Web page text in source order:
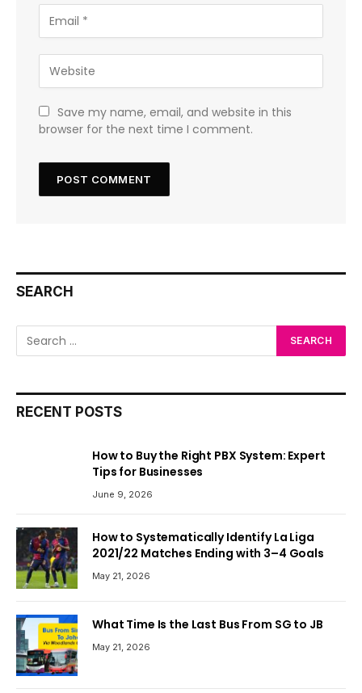
Save my name, email, and website in this
browser for the next time I comment.
SEARCH
RECENT POSTS
How to Buy the Right PBX System: Expert
Tips for Businesses
June 9, 2026
How to Systematically Identify La Liga
2021/22 Matches Ending with 3–4 Goals
May 21, 2026
What Time Is the Last Bus From SG to JB
May 21, 2026